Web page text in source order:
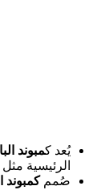
يُعد كمبوند
الرئيسية مثل
صُممكمبوند